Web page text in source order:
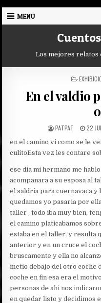
Skip
MENU
Los mejores relatos
POSTED
En el valdio
AUTHOR:
PATPAT 22
en el camino vi como se le
culitoEsta vez les contare
ese dia mi hermano me
acompanara a su esposa al
el saldria para cuernavaca y
quedamos yo pasaria por
taller , todo iba muy bien,
el camino platicabamos
estaba en el taller, y resulta
anterior y en un cruce el
bruscamente y ella no
metio debajo del otro
coche en fin esa era el
personas de ahi nos
en quedar listo y decidimos